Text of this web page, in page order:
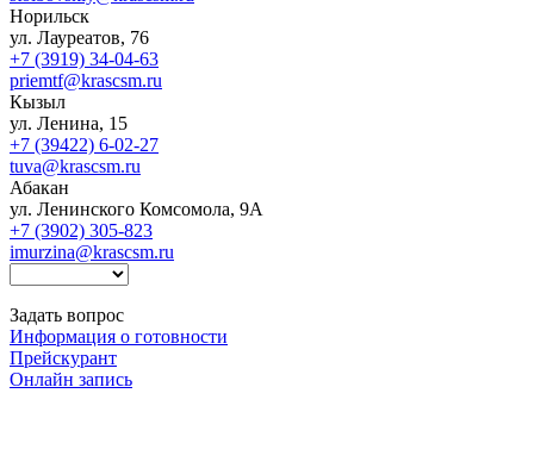
Норильск
ул. Лауреатов, 76
+7 (3919) 34-04-63
priemtf@krascsm.ru
Кызыл
ул. Ленина, 15
+7 (39422) 6-02-27
tuva@krascsm.ru
Абакан
ул. Ленинского Комсомола, 9А
+7 (3902) 305-823
imurzina@krascsm.ru
Задать вопрос
Информация о готовности
Прейскурант
Онлайн запись